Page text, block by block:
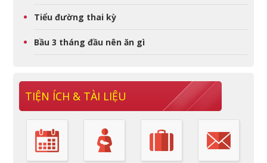
Tiểu đường thai kỳ
Bầu 3 tháng đầu nên ăn gì
TIỆN ÍCH & TÀI LIỆU